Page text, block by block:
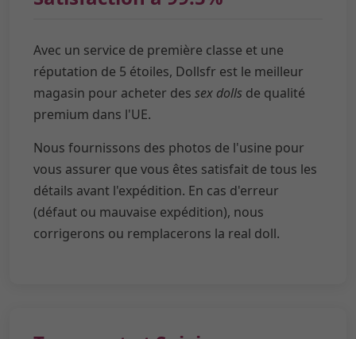
Avec un service de première classe et une
réputation de 5 étoiles, Dollsfr est le meilleur
magasin pour acheter des
de qualité
premium dans l'UE.
vous assurer que vous êtes satisfait de tous les
détails avant l'expédition. En cas d'erreur
(défaut ou mauvaise expédition), nous
corrigerons ou remplacerons la real doll.
Transport et Suivi